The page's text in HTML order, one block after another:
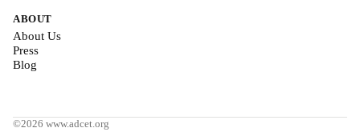
ABOUT
About Us
Press
Blog
©2026 www.adcet.org